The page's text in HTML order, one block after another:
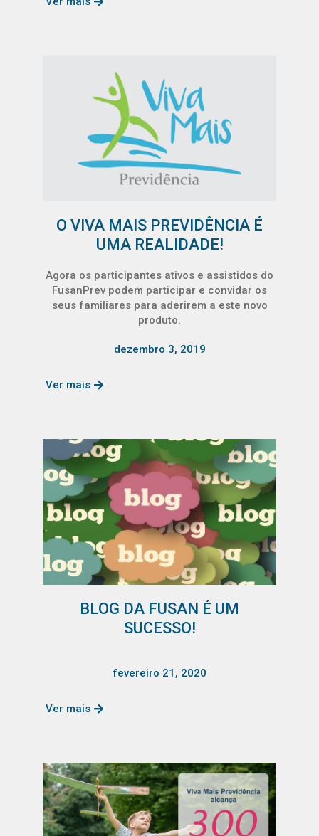
O VIVA MAIS PREVIDÊNCIA É
UMA REALIDADE!
Agora os participantes ativos e assistidos do
FusanPrev podem participar e convidar os
seus familiares para aderirem a este novo
produto.
dezembro 3, 2019
Ver mais
BLOG DA FUSAN É UM
SUCESSO!
fevereiro 21, 2020
Ver mais